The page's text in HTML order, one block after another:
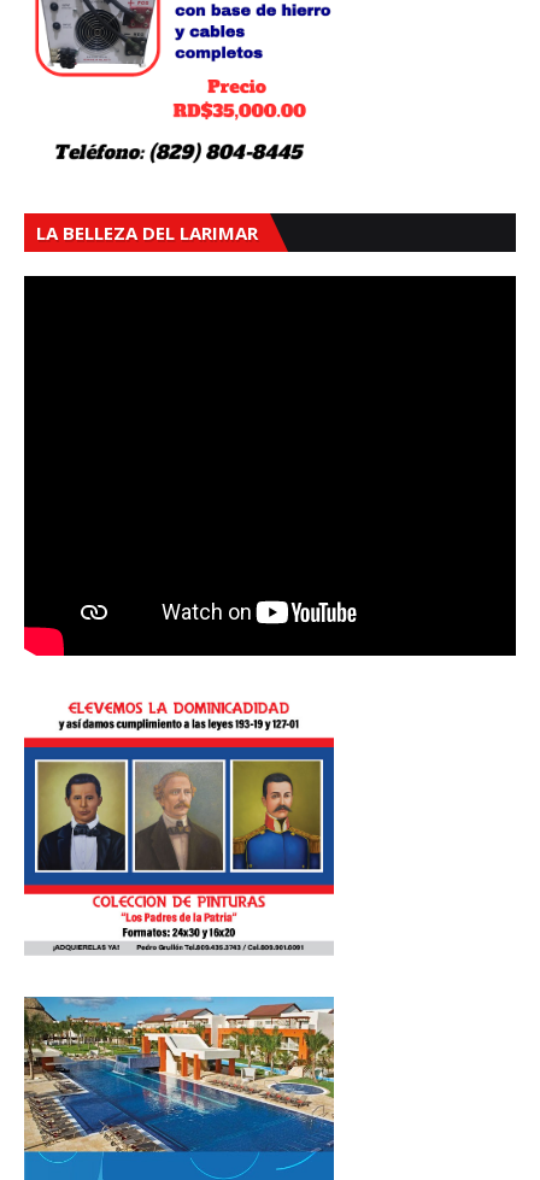
LA BELLEZA DEL LARIMAR